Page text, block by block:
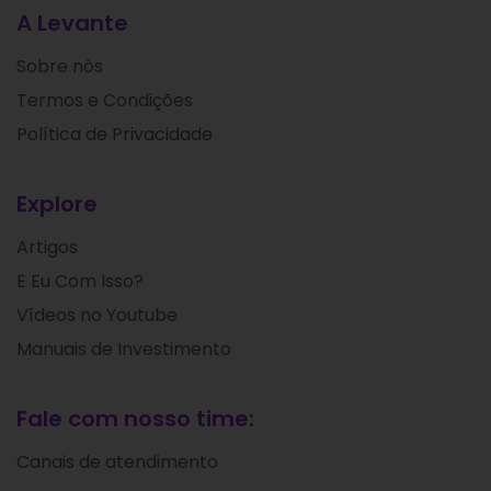
A Levante
Sobre nós
Termos e Condições
Política de Privacidade
Explore
Artigos
E Eu Com Isso?
Vídeos no Youtube
Manuais de Investimento
Fale com nosso time:
Canais de atendimento